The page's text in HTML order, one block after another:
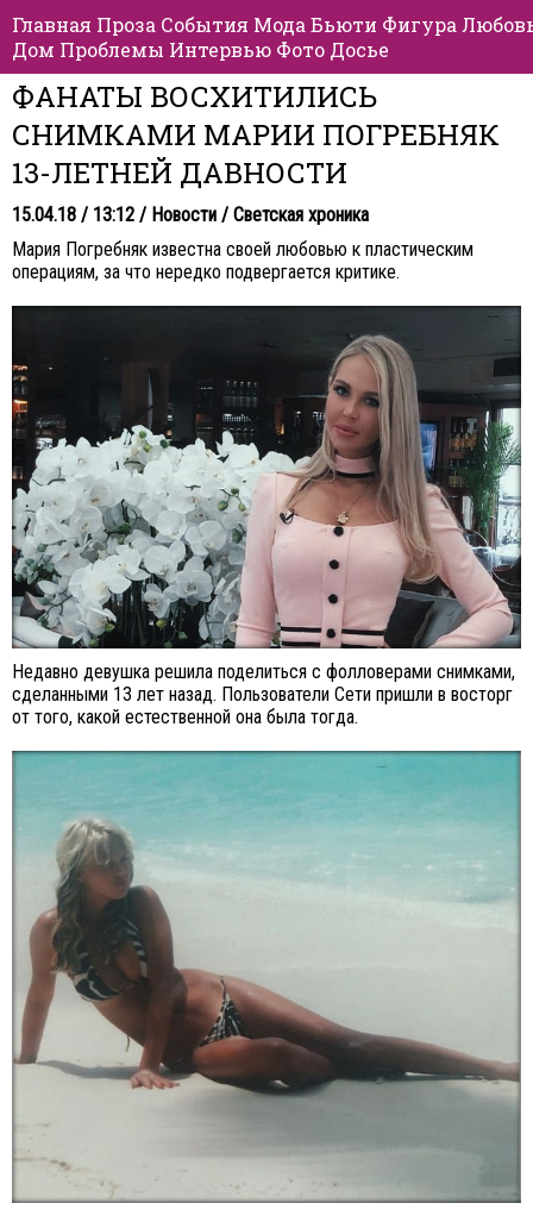
Главная Проза События Мода Бьюти Фигура
Дом Проблемы Интервью Фото Досье
ФАНАТЫ ВОСХИТИЛИСЬ
СНИМКАМИ МАРИИ ПОГРЕБНЯК
13-ЛЕТНЕЙ ДАВНОСТИ
15.04.18 / 13:12 / Новости / Светская хроника
Мария Погребняк известна своей любовью к пластическим
операциям, за что нередко подвергается критике.
Недавно девушка решила поделиться с фолловерами снимками,
сделанными 13 лет назад. Пользователи Сети пришли в восторг
от того, какой естественной она была тогда.